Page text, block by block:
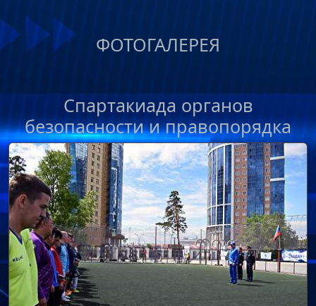
ФОТОГАЛЕРЕЯ
Спартакиада органов
безопасности и правопорядка